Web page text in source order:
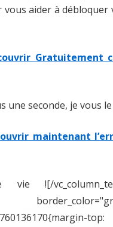
vous aider à
Gratuitement
une seconde, je vous
maintenant
![/